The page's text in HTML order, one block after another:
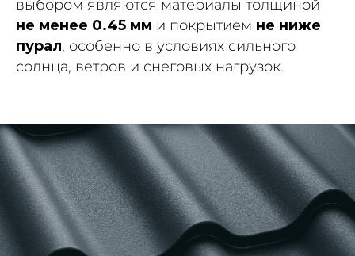
выбором являются материалы толщиной
не менее 0.45 мм и покрытием не ниже
пурал, особенно в условиях сильного
солнца, ветров и снеговых нагрузок.